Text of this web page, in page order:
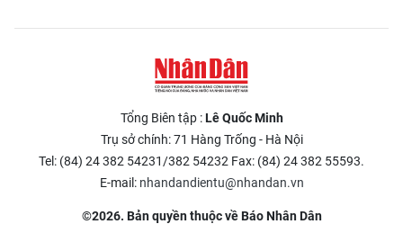
Tổng Biên tập :Lê Quốc Minh
Trụ sở chính: 71 Hàng Trống - Hà Nội
Tel: (84) 24 382 54231/382 54232 Fax: (84) 24 382 55593.
E-mail: nhandandientu@nhandan.vn
©2026. Bản quyền thuộc về Báo Nhân Dân